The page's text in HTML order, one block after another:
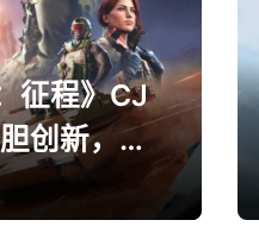
创新，用
战